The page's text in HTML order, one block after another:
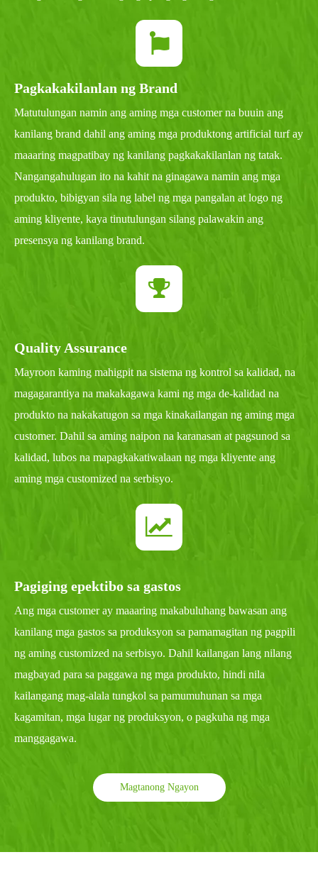
Pagkakakilanlan ng Brand
Matutulungan namin ang aming mga customer na buuin ang
kanilang brand dahil ang aming mga produktong artificial turf ay
maaaring magpatibay ng kanilang pagkakakilanlan ng tatak.
Nangangahulugan ito na kahit na ginagawa namin ang mga
produkto, bibigyan sila ng label ng mga pangalan at logo ng
aming kliyente, kaya tinutulungan silang palawakin ang
presensya ng kanilang brand.
Quality Assurance
Mayroon kaming mahigpit na sistema ng kontrol sa kalidad, na
magagarantiya na makakagawa kami ng mga de-kalidad na
produkto na nakakatugon sa mga kinakailangan ng aming mga
customer. Dahil sa aming naipon na karanasan at pagsunod sa
kalidad, lubos na mapagkakatiwalaan ng mga kliyente ang
aming mga customized na serbisyo.
Pagiging epektibo sa gastos
Ang mga customer ay maaaring makabuluhang bawasan ang
kanilang mga gastos sa produksyon sa pamamagitan ng pagpili
ng aming customized na serbisyo. Dahil kailangan lang nilang
magbayad para sa paggawa ng mga produkto, hindi nila
kailangang mag-alala tungkol sa pamumuhunan sa mga
kagamitan, mga lugar ng produksyon, o pagkuha ng mga
manggagawa.
Magtanong Ngayon